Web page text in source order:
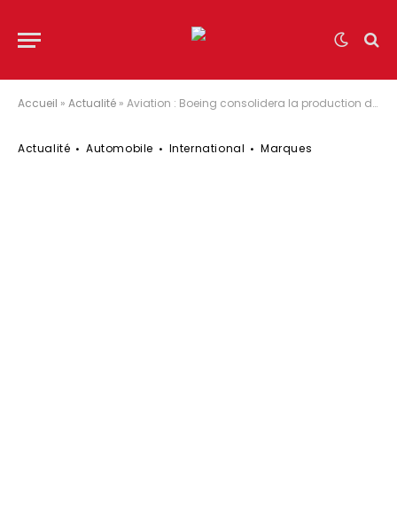
Accueil » Actualité » Aviation : Boeing consolidera la production du 787 en Caroline du Sud en 2021
Actualité Automobile International Marques